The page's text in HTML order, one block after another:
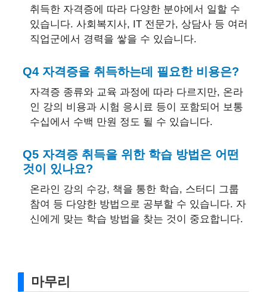
취득한 자격증에 따라 다양한 분야에서 일할 수
있습니다. 사회복지사, IT 전문가, 상담사 등 여러
직업군에서 경력을 쌓을 수 있습니다.
Q4 자격증을 취득하는데 필요한 비용은?
자격증 종류와 교육 과정에 따라 다르지만, 온라
인 강의 비용과 시험 응시료 등이 포함되어 보통
수십에서 수백 만원 정도 될 수 있습니다.
Q5 자격증 취득을 위한 학습 방법은 어떤
것이 있나요?
온라인 강의 수강, 책을 통한 학습, 스터디 그룹
참여 등 다양한 방법으로 공부할 수 있습니다. 자
신에게 맞는 학습 방법을 찾는 것이 중요합니다.
마무리